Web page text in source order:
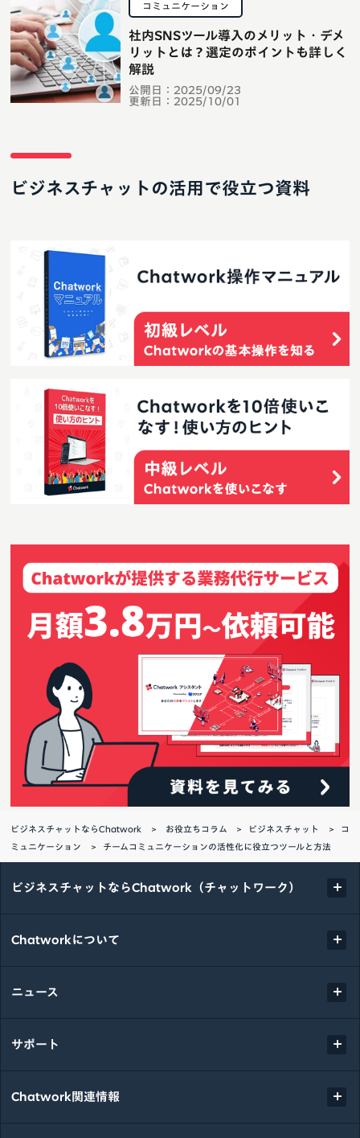
コミュニケーション
公開日： 2025/09/23
更新日： 2025/10/01
社内SNSツール導入のメリット・デメ
リットとは？選定のポイントも詳しく
解説
ビジネスチャットの活用で役立つ資料
ビジネスチャットならChatwork お役立ちコラム ビジネスチャット
コ
ミュニケーション
チームコミュニケーションの活性化に役立つツールと方法
ビジネスチャットならChatwork（チャットワーク）
Chatworkについて
ニュース
サポート
Chatwork関連情報